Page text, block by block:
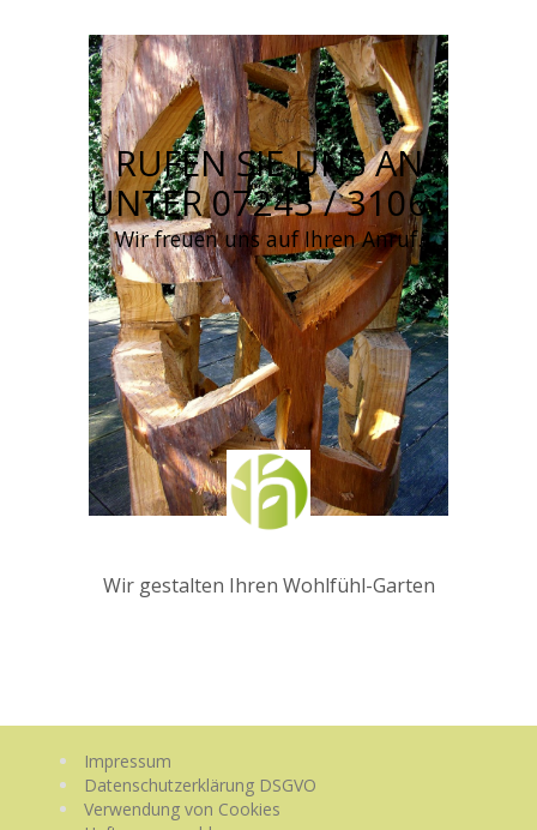
RUFEN SIE UNS AN
UNTER 07243 / 31061
Wir freuen uns auf Ihren Anruf.
Wir gestalten Ihren Wohlfühl-Garten
Impressum
Datenschutzerklärung DSGVO
Verwendung von Cookies